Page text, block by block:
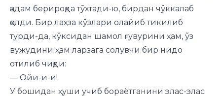
қадам берироқда тўхтади-ю, бирдан чўккалаб
қолди. Бир лаҳза кўзлари олайиб тикилиб
турди-да, кўксидан шамол ғувурини ҳам, ўз
вужудини ҳам ларзага солувчи бир нидо
отилиб чиқди:
— Ойи-и-и!
У бошидан ҳуши учиб бораётганини элас-элас